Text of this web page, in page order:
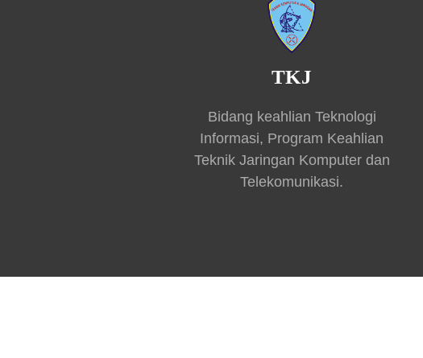
TKJ
Bidang keahlian Teknologi
Informasi, Program Keahlian
Teknik Jaringan Komputer dan
Telekomunikasi.